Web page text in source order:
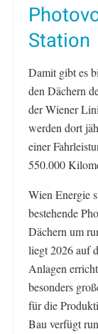
Station
Damit gibt es
den Dächern
der Wiener
werden dort
einer
550.000
Wien Energie
bestehende
Dächern um
liegt 2026 auf
Anlagen
besonders
für die
Bau verfügt